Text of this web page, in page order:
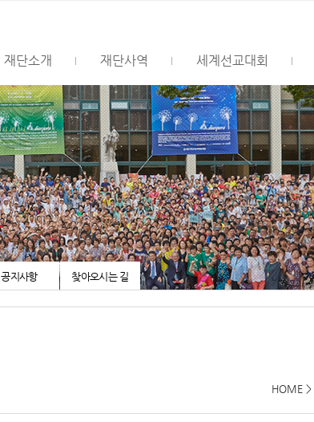
재단소개 재단사역 세계선교대회
공지사항 찾아오시는 길
HOME >